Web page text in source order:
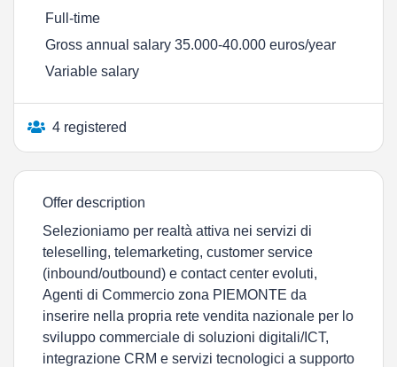
Full-time
Gross annual salary 35.000-40.000 euros/year
Variable salary
4 registered
Offer description
Selezioniamo per realtà attiva nei servizi di
teleselling, telemarketing, customer service
(inbound/outbound) e contact center evoluti,
Agenti di Commercio zona PIEMONTE da
inserire nella propria rete vendita nazionale per lo
sviluppo commerciale di soluzioni digitali/ICT,
integrazione CRM e servizi tecnologici a supporto